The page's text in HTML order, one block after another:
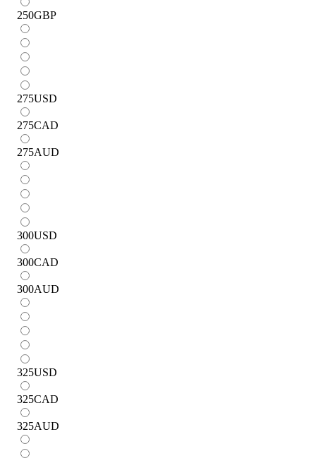
250GBP
275USD
275CAD
275AUD
300USD
300CAD
300AUD
325USD
325CAD
325AUD